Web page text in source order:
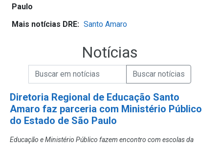
Paulo
Mais notícias DRE: Santo Amaro
Notícias
Campo de Busca de Notícias
Campo de Busca de informaçõesEnviar a Busca de Notícias
Diretoria Regional de Educação Santo
Amaro faz parceria com Ministério Público
do Estado de São Paulo
Educação e Ministério Público fazem encontro com escolas da